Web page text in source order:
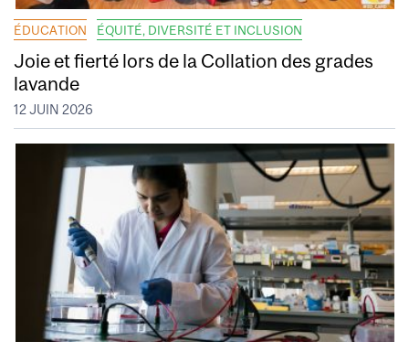
ÉDUCATION ÉQUITÉ, DIVERSITÉ ET INCLUSION
Joie et fierté lors de la Collation des grades
lavande
12 JUIN 2026